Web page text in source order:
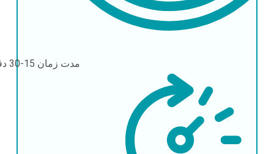
مدت زمان 15-30 دقیقه